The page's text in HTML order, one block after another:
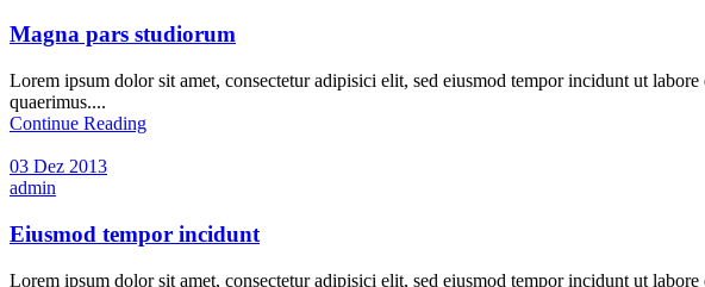
Magna pars studiorum
Lorem ipsum dolor sit amet, consectetur adipisici elit, sed eiusmod tempor incidunt ut
quaerimus....
Continue Reading
03 Dez 2013
admin
Eiusmod tempor incidunt
Lorem ipsum dolor sit amet, consectetur adipisici elit, sed eiusmod tempor incidunt ut